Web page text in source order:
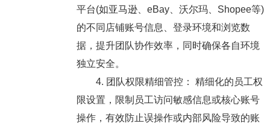
平台(如亚马逊、eBay、沃尔玛、Shopee等)
的不同店铺账号信息、登录环境和浏览数
据，提升团队协作效率，同时确保各自环境
独立安全。
4. 团队权限精细管控： 精细化的员工权
限设置，限制员工访问敏感信息或核心账号
操作，有效防止误操作或内部风险导致的账